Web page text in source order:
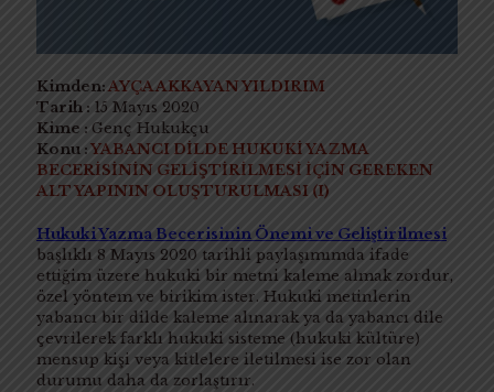
Kimden:AYÇA AKKAYAN YILDIRIM
Tarih : 15 Mayıs 2020
Kime : Genç Hukukçu
Konu :YABANCI DİLDE HUKUKİ YAZMA
BECERİSİNİN GELİŞTİRİLMESİ İÇİN GEREKEN
ALT YAPININ OLUŞTURULMASI (I)
Hukuki Yazma Becerisinin Önemi ve Geliştirilmesi
başlıklı 8 Mayıs 2020 tarihli paylaşımımda ifade
ettiğim üzere hukuki bir metni kaleme almak zordur,
özel yöntem ve birikim ister. Hukuki metinlerin
yabancı bir dilde kaleme alınarak ya da yabancı dile
çevrilerek farklı hukuki sisteme (hukuki kültüre)
mensup kişi veya kitlelere iletilmesi ise zor olan
durumu daha da zorlaştırır.